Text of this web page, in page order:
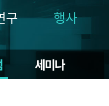
구 행사
세미나